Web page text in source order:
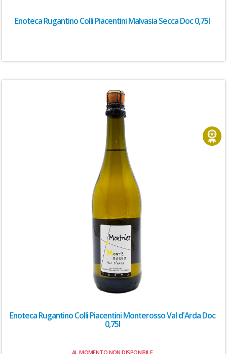
Enoteca Rugantino Colli Piacentini Malvasia Secca Doc 0,75l
Enoteca Rugantino Colli Piacentini Monterosso Val d'Arda Doc
0,75l
AL MOMENTO NON DISPONIBILE